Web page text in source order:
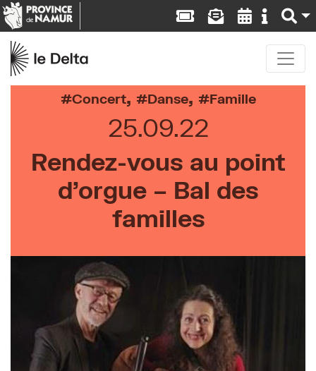
Concert, Danse, Famille
25.09.22
Rendez-vous au point
d’orgue – Bal des
familles